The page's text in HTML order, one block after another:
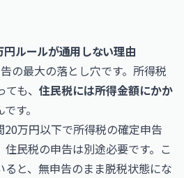
ルールが通用しない理由
の最大の落とし穴です。所得税
も、 住民税には所得金額にかか
です。
万円以下で所得税の確定申告
民税の申告は別途必要です。こ
と、無申告のまま脱税状態にな